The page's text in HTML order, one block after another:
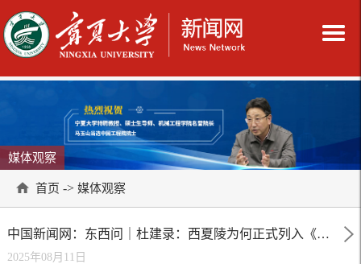
媒体观察
首页 -> 媒体观察
中国新闻网：东西问｜杜建录：西夏陵为何正式列入《世界遗产名录》？
2025年08月11日